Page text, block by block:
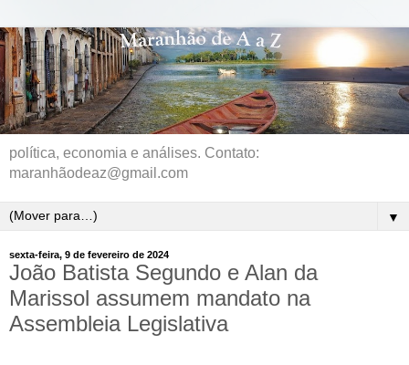
política, economia e análises. Contato:
maranhãodeaz@gmail.com
▼
sexta-feira, 9 de fevereiro de 2024
João Batista Segundo e Alan da
Marissol assumem mandato na
Assembleia Legislativa